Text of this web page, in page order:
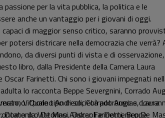
passione per la vita pubblica, la politica e le
anche un vantaggio per i giovani di oggi.
capaci di maggior senso critico, saranno
potersi districare nella democrazia che verrà?
da diversi punti di vista e di
libro, dalla Presidente della Camera Laura
Oscar Farinetti. Chi sono i giovani impegnati
lo racconta Beppe Severgnini, Corrado
Quale tipo di società potranno e
da Vittorino Andreoli e Domenico De
Vittorino Andreoli, Corrado Augias, Laura
Domenico De Masi, Oscar Farinetti, Beppe